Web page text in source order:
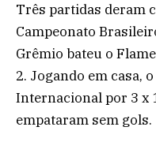
Três partidas deram
Campeonato
Grêmio bateu o
2. Jogando em casa,
Internacional por 3 x
empataram sem gols.